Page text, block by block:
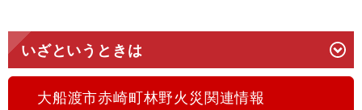
いざというときは
大船渡市赤崎町林野火災関連情報